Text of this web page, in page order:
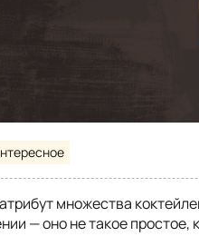
множества
— оно не такое простое,